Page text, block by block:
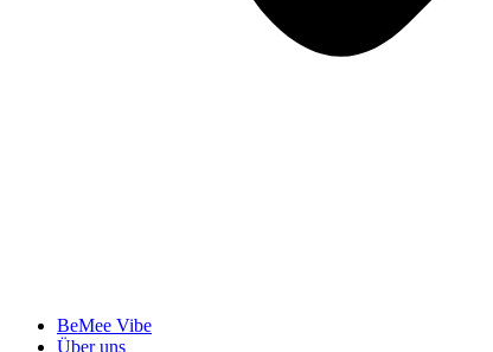
BeMee Vibe
Über uns